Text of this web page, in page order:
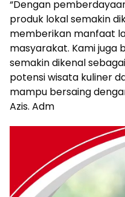
“Dengan
produk lokal semakin
memberikan manfaat
masyarakat. Kami juga
semakin dikenal
potensi wisata kuliner
mampu bersaing
Azis. Adm